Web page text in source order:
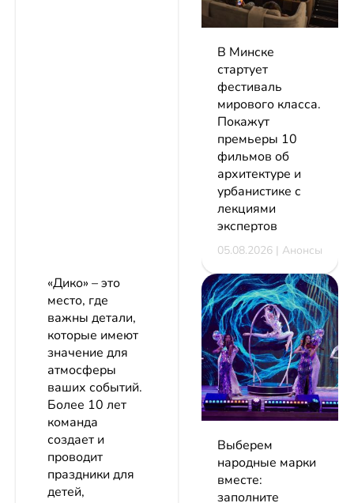
«Дико» – это
место, где
важны детали,
которые имеют
значение для
атмосферы
ваших событий.
Более 10 лет
команда
создает и
проводит
праздники для
детей,
В Минске
стартует
фестиваль
мирового класса.
Покажут
премьеры 10
фильмов об
архитектуре и
урбанистике с
лекциями
экспертов
05.08.2026 | Анонсы
Выберем
народные марки
вместе:
заполните